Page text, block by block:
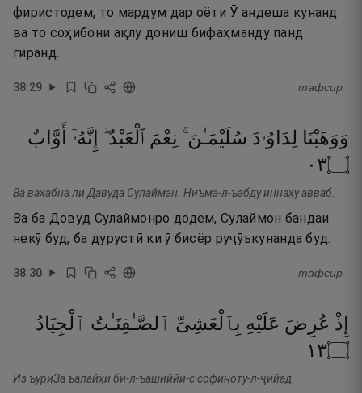
фиристодем, то мардум дар оёти Ӯ андеша кунанд
ва то соҳибони ақлу дониш бифаҳманду панд
гиранд.
38:29 тафсир
وَوَهَبْنَا لِدَاوُۥدَ سُلَيْمَـٰنَ ۚ نِعْمَ ٱلْعَبْدُ ۖ إِنَّهُۥٓ
أَوَّابٌ
۝٣٠
Ва ваҳабна ли Давуда Сулайман. Ниъма-л-ъабду иннаҳу авваб.
Ва ба Довуд Сулаймонро додем, Сулаймон бандаи
некӯ буд, ба дурустӣ ки ӯ бисёр руҷӯъкунанда буд.
38:30 тафсир
إِذْ عُرِضَ عَلَيْهِ بِٱلْعَشِىِّ ٱلصَّـٰفِنَـٰتُ ٱلْجِيَادُ
۝٣١
Из ъуриЗа ъалайҳи би-л-ъашиййи-с софиноту-л-ҷийад.